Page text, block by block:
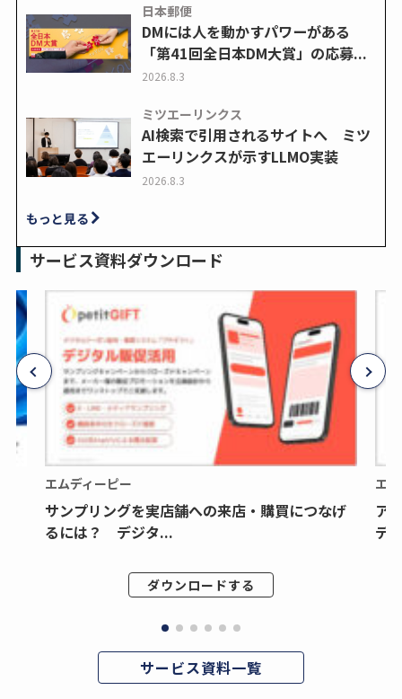
日本郵便
DMには人を動かすパワーがある
「第41回全日本DM大賞」の応募...
2026.8.3
ミツエーリンクス
AI検索で引用されるサイトへ ミツ
エーリンクスが示すLLMO実装
2026.8.3
もっと見る
サービス資料ダウンロード
エムディーピー
サンプリングを実店舗への来店・購買につなげ
るには？ デジタ...
ダウンロードする
エ
ア
デ
サービス資料一覧